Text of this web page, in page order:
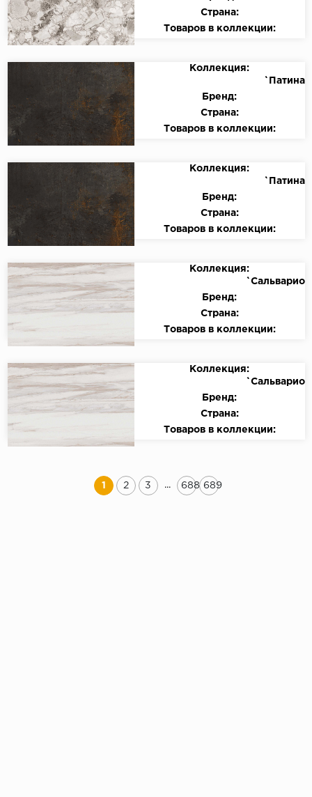
Страна:
Товаров в коллекции:
Коллекция:
`Патина
Бренд:
Страна:
Товаров в коллекции:
Коллекция:
`Патина
Бренд:
Страна:
Товаров в коллекции:
Коллекция:
`Сальварио
Бренд:
Страна:
Товаров в коллекции:
Коллекция:
`Сальварио
Бренд:
Страна:
Товаров в коллекции:
1 2 3 ... 688 689